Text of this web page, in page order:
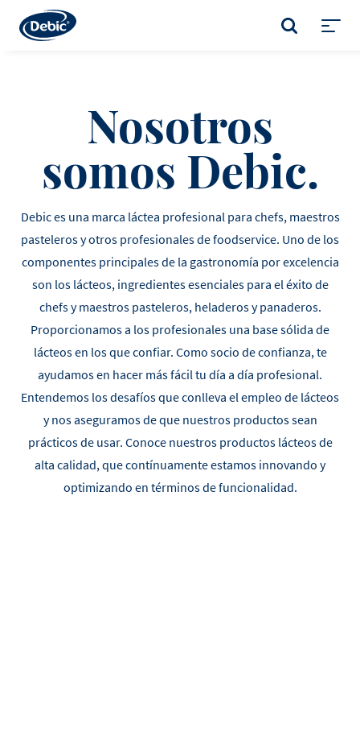
main
BUSCAR
Nosotros
somos Debic.
Debic es una marca láctea profesional para chefs, maestros
pasteleros y otros profesionales de foodservice. Uno de los
componentes principales de la gastronomía por excelencia
son los lácteos, ingredientes esenciales para el éxito de
chefs y maestros pasteleros, heladeros y panaderos.
Proporcionamos a los profesionales una base sólida de
lácteos en los que confiar. Como socio de confianza, te
ayudamos en hacer más fácil tu día a día profesional.
Entendemos los desafíos que conlleva el empleo de lácteos
y nos aseguramos de que nuestros productos sean
prácticos de usar. Conoce nuestros productos lácteos de
alta calidad, que contínuamente estamos innovando y
optimizando en términos de funcionalidad.